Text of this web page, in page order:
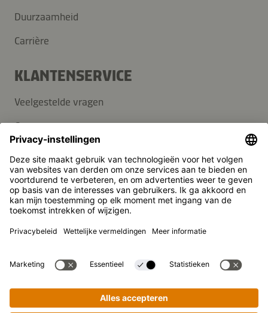
Duurzaamheid
Carrière
KLANTENSERVICE
Veelgestelde vragen
Contact
Pers
Kikkoman is een geregistreerd handelsmerk van Kikkoman
Corporation, Japan.
Theodorstraße 180, 40472 Düsseldorf, Germany
Opgenomen in het handelsregister bij het kantongerecht
Privacy-instellingen
Wettelijke kennisgeving
Gegevensbescherming